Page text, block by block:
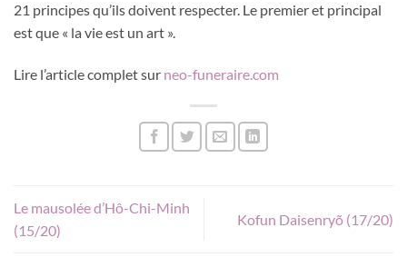
21 principes qu’ils doivent respecter. Le premier et principal
est que « la vie est un art ».
Lire l’article complet sur neo-funeraire.com
Le mausolée d’Hô-Chi-Minh
(15/20)
Kofun Daisenryõ (17/20)